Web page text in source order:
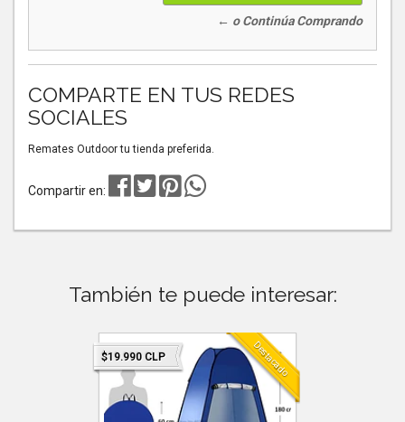
← o Continúa Comprando
COMPARTE EN TUS REDES
SOCIALES
Remates Outdoor tu tienda preferida.
Compartir en:
También te puede interesar:
$19.990 CLP Destacado